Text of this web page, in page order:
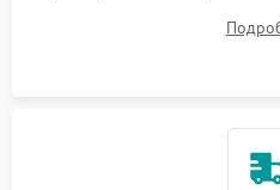
циркуляционному